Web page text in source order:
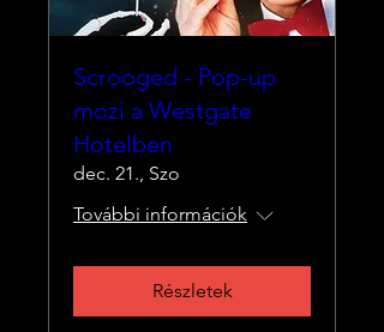
Scrooged - Pop-up
mozi a Westgate
Hotelben
dec. 21., Szo
További információk
Részletek